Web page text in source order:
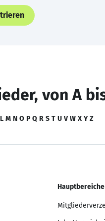
von A
L M N O P Q R S T U V W X Y Z
Hauptbereiche